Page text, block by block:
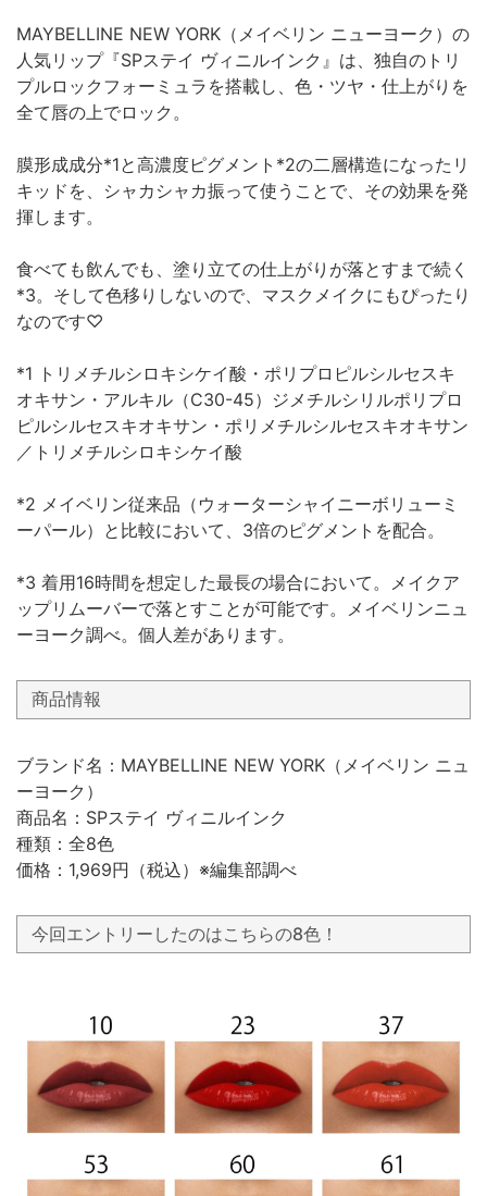
MAYBELLINE NEW YORK（メイベリン ニューヨーク）の
人気リップ『SPステイ ヴィニルインク』は、独自のトリ
プルロックフォーミュラを搭載し、色・ツヤ・仕上がりを
全て唇の上でロック。
膜形成成分*1と高濃度ピグメント*2の二層構造になったリ
キッドを、シャカシャカ振って使うことで、その効果を発
揮します。
食べても飲んでも、塗り立ての仕上がりが落とすまで続く
*3。そして色移りしないので、マスクメイクにもぴったり
なのです♡
*1 トリメチルシロキシケイ酸・ポリプロピルシルセスキ
オキサン・アルキル（C30-45）ジメチルシリルポリプロ
ピルシルセスキオキサン・ポリメチルシルセスキオキサン
／トリメチルシロキシケイ酸
*2 メイベリン従来品（ウォーターシャイニーボリューミ
ーパール）と比較において、3倍のピグメントを配合。
*3 着用16時間を想定した最長の場合において。メイクア
ップリムーバーで落とすことが可能です。メイベリンニュ
ーヨーク調べ。個人差があります。
商品情報
ブランド名：MAYBELLINE NEW YORK（メイベリン ニュ
ーヨーク）
商品名：SPステイ ヴィニルインク
種類：全8色
価格：1,969円（税込）※編集部調べ
今回エントリーしたのはこちらの8色！